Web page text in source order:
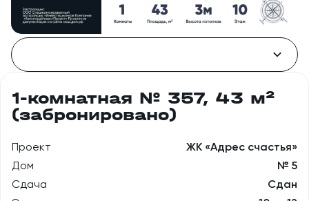
1-комнатная № 357, 43 м²
(забронировано)
Проект
ЖК «Адрес счастья»
Дом
№ 5
Сдача
Сдан